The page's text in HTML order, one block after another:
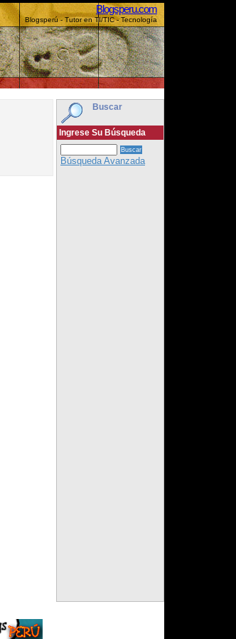
Blogsperu.com
Blogsperú - Tutor en TI/TIC - Tecnología
Buscar
Ingrese Su Búsqueda
Búsqueda Avanzada